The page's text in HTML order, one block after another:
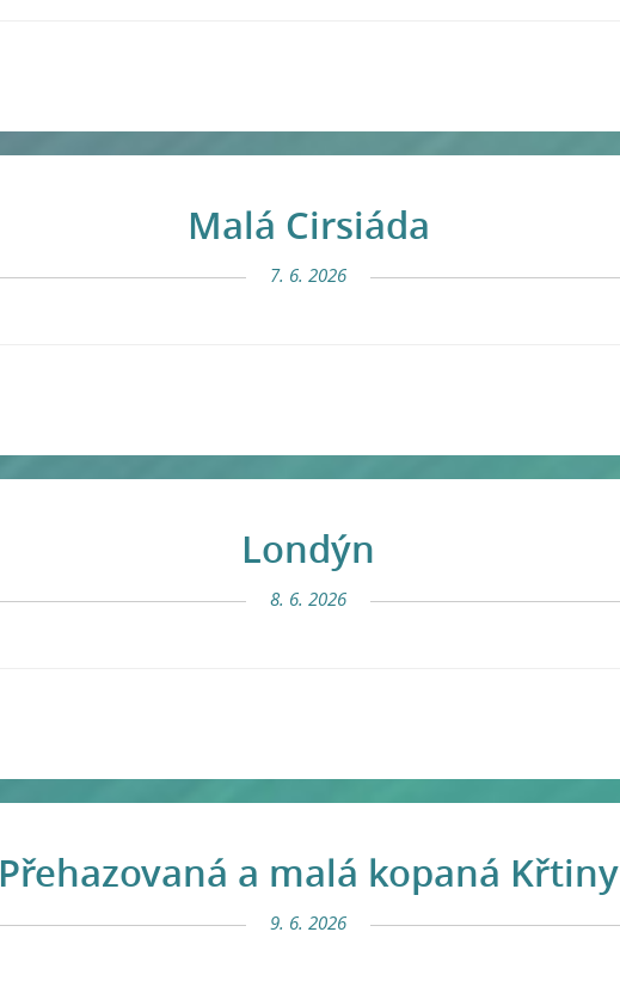
Malá Cirsiáda
7. 6. 2026
Londýn
8. 6. 2026
Přehazovaná a malá kopaná Křtiny
9. 6. 2026